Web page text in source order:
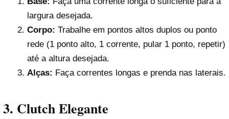
largura desejada.
Corpo: Trabalhe em pontos altos duplos ou ponto
rede (1 ponto alto, 1 corrente, pular 1 ponto, repetir)
até a altura desejada.
Alças: Faça correntes longas e prenda nas laterais.
3. Clutch Elegante